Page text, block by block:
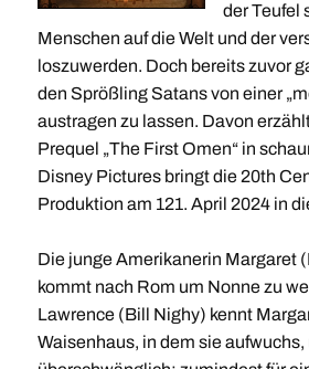
der Teufel
Menschen auf die Welt und der
loszuwerden. Doch bereits zuvor
den Sprößling Satans von einer
austragen zu lassen. Davon
Prequel „The First Omen“ in
Disney Pictures bringt die 20th
Produktion am 121. April 2024 in
Die junge Amerikanerin Margaret
kommt nach Rom um Nonne zu
Lawrence (Bill Nighy) kennt
Waisenhaus, in dem sie